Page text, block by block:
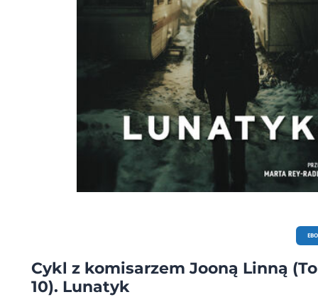
Cykl z komisarzem Jooną Linną
10). Lunatyk